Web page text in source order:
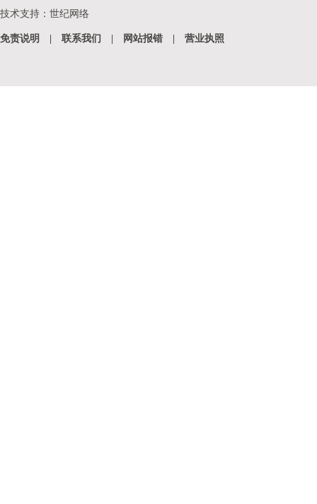
技术支持 ： 世纪网络
免责说明 联系我们 网站报错 营业执照